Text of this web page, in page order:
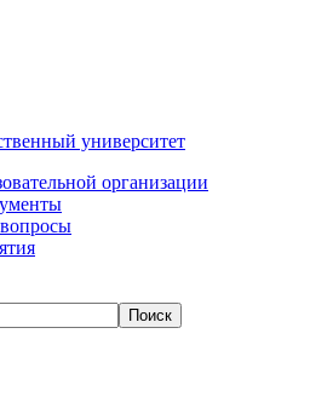
университет
организации